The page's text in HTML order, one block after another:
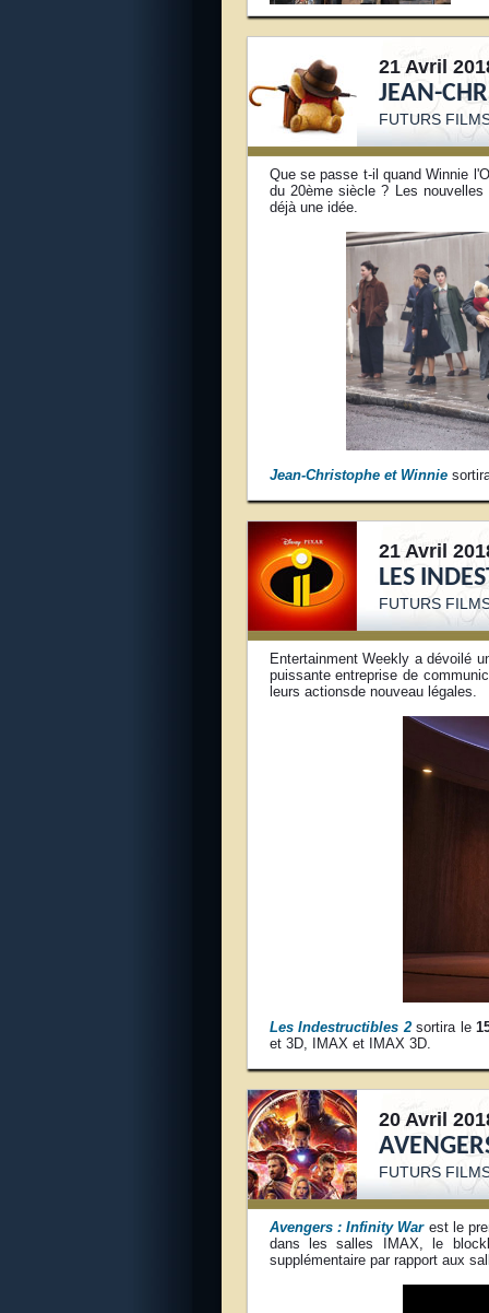
21 Avril
JEAN-
FUTURS
Que se passe t-il quand Winnie
du 20ème siècle ? Les
déjà une idée.
Jean-Christophe et Winnie
21 Avril
LES
FUTURS
Entertainment Weekly a dévoilé
puissante entreprise de
leurs actionsde nouveau légales.
Les Indestructibles 2sortira le
et 3D, IMAX et IMAX 3D.
20 Avril
FUTURS
Avengers : Infinity Warest le
dans les salles IMAX, le
supplémentaire par rapport aux